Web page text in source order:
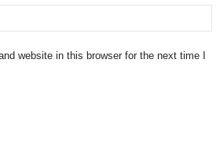
website in this browser for the next time I